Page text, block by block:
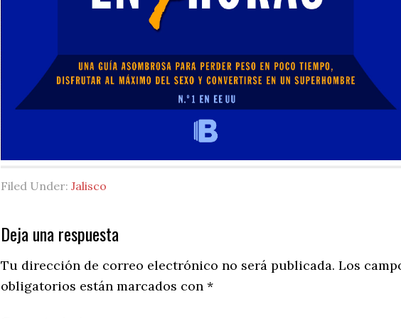
Filed Under: Jalisco
Reader
Interactions
Deja una respuesta
Tu dirección de correo electrónico no será publicada. Los
obligatorios están marcados con *